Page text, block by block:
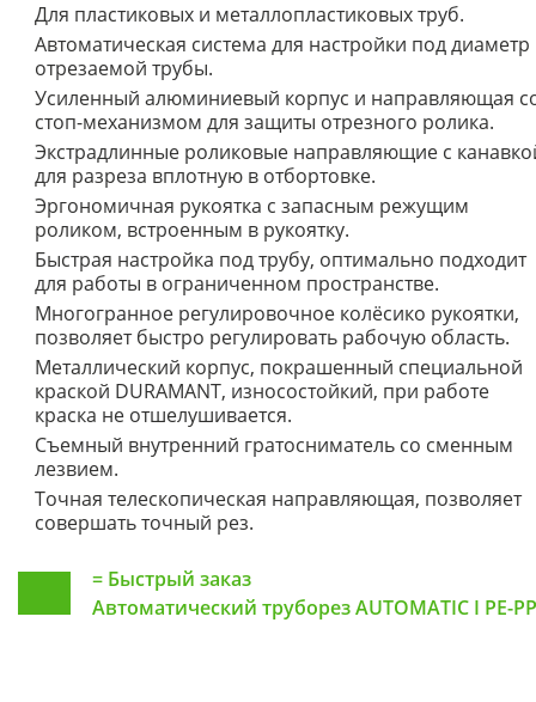
Для пластиковых и металлопластиковых труб.
Автоматическая система для настройки под диаметр
отрезаемой трубы.
Усиленный алюминиевый корпус и направляющая
стоп-механизмом для защиты отрезного ролика.
Экстрадлинные роликовые направляющие с
для разреза вплотную в отбортовке.
Эргономичная рукоятка с запасным режущим
роликом, встроенным в рукоятку.
Быстрая настройка под трубу, оптимально подходит
для работы в ограниченном пространстве.
Многогранное регулировочное колёсико рукоятки,
позволяет быстро регулировать рабочую область.
Металлический корпус, покрашенный специальной
краской DURAMANT, износостойкий, при работе
краска не отшелушивается.
Съемный внутренний гратосниматель со сменным
лезвием.
Точная телескопическая направляющая, позволяет
совершать точный рез.
= Быстрый заказ
Автоматический труборез AUTOMATIC I PE-PP